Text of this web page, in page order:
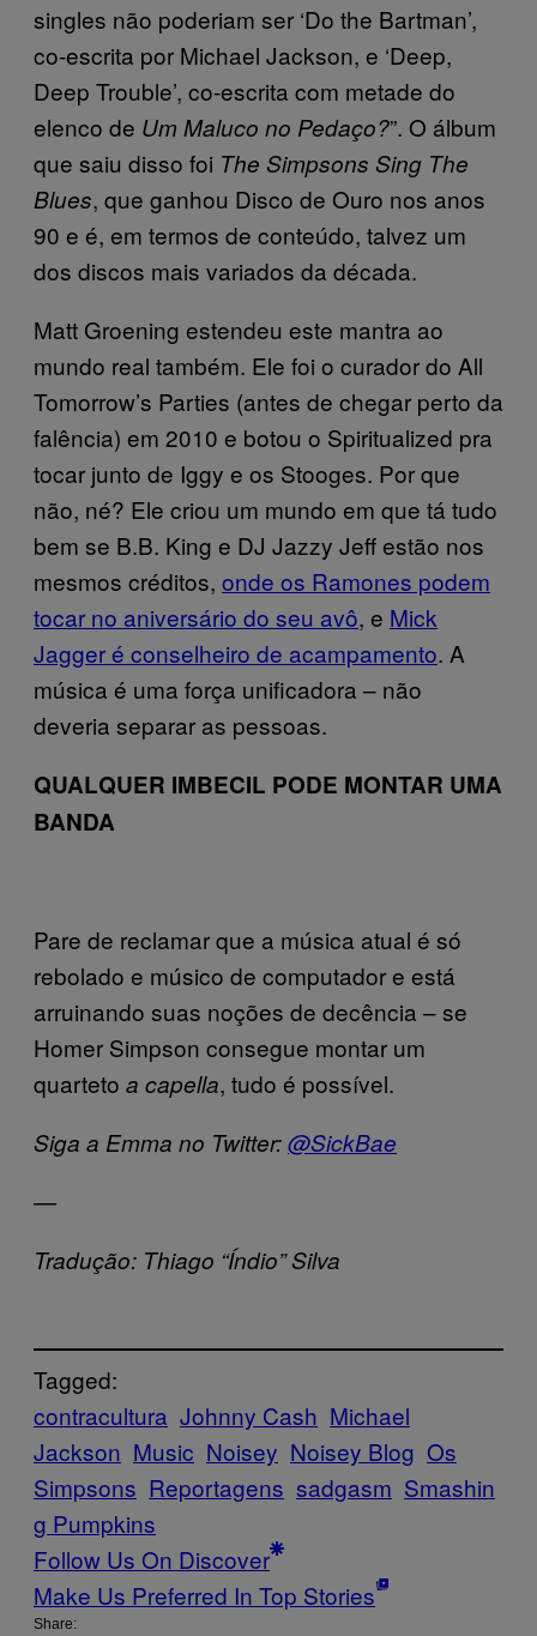
singles não poderiam ser ‘Do the Bartman’,
co-escrita por Michael Jackson, e ‘Deep,
Deep Trouble’, co-escrita com metade do
elenco de Um Maluco no Pedaço?”. O álbum
que saiu disso foi The Simpsons Sing The
Blues, que ganhou Disco de Ouro nos anos
90 e é, em termos de conteúdo, talvez um
dos discos mais variados da década.
Matt Groening estendeu este mantra ao
mundo real também. Ele foi o curador do All
Tomorrow’s Parties (antes de chegar perto da
falência) em 2010 e botou o Spiritualized pra
tocar junto de Iggy e os Stooges. Por que
não, né? Ele criou um mundo em que tá tudo
bem se B.B. King e DJ Jazzy Jeff estão nos
mesmos créditos, onde os Ramones podem
tocar no aniversário do seu avô, e Mick
Jagger é conselheiro de acampamento. A
música é uma força unificadora – não
deveria separar as pessoas.
QUALQUER IMBECIL PODE MONTAR UMA
BANDA
Pare de reclamar que a música atual é só
rebolado e músico de computador e está
arruinando suas noções de decência – se
Homer Simpson consegue montar um
quarteto a capella, tudo é possível.
Siga a Emma no Twitter:@SickBae
—
Tradução: Thiago “Índio” Silva
Tagged:
contracultura Johnny Cash Michael
Jackson Music Noisey Noisey Blog Os
Simpsons Reportagens sadgasm Smashin
g Pumpkins
Follow Us On Discover
Make Us Preferred In Top Stories
Share: